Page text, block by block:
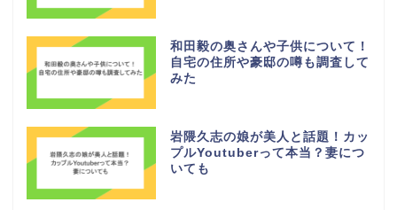
和田毅の奥さんや子供について！
自宅の住所や豪邸の噂も調査して
みた
岩隈久志の娘が美人と話題！カッ
プルYoutuberって本当？妻につ
いても